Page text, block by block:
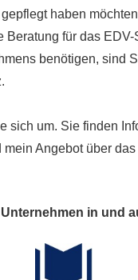
haben
Beratung für das EDV-
benötigen, sind
sich um. Sie finden
mein Angebot über
Unternehmen in und